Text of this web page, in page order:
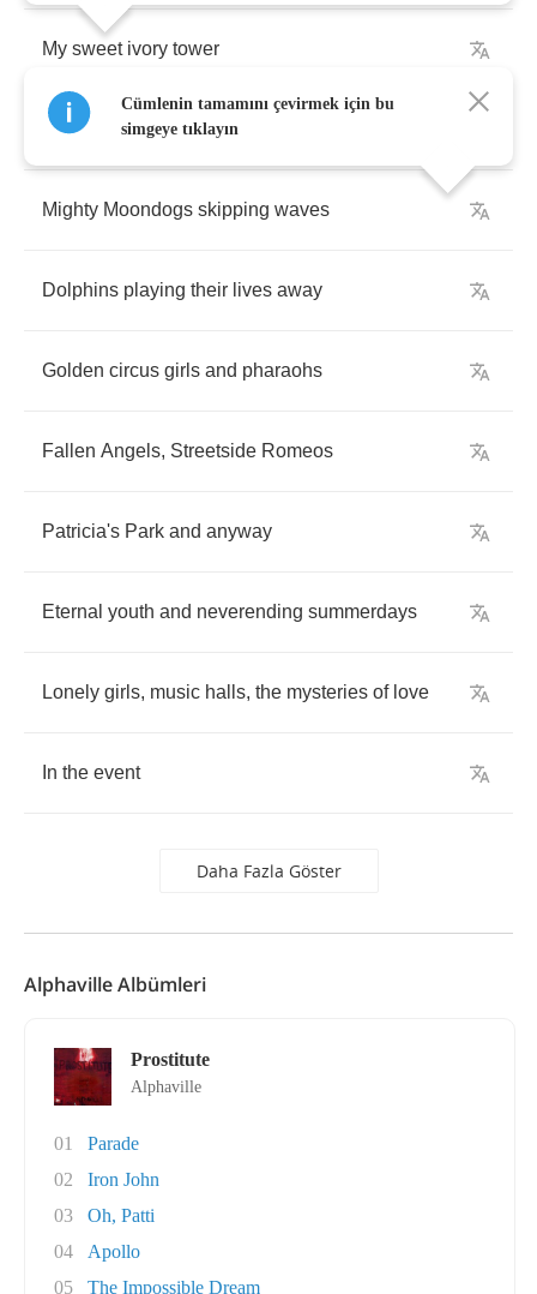
My sweet ivory tower
I've sent you songs about
Mighty Moondogs skipping waves
Dolphins playing their lives away
Golden circus girls and pharaohs
Fallen Angels, Streetside Romeos
Patricia's Park and anyway
Eternal youth and neverending summerdays
Lonely girls, music halls, the mysteries of love
In the event
Daha Fazla Göster
Cümlenin tamamını çevirmek için bu
simgeye tıklayın
Alphaville Albümleri
Prostitute
Alphaville
01
Parade
02
Iron John
03
Oh, Patti
04
Apollo
05
The Impossible Dream